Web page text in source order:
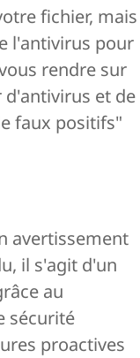
fichier, mais
l'antivirus pour
rendre sur
et de
faux positifs"
avertissement
il s'agit d'un
au
sécurité
proactives